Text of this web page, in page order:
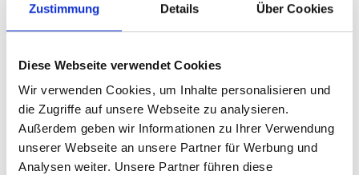
Zustimmung Details Über Cookies
Diese Webseite verwendet Cookies
Wir verwenden Cookies, um Inhalte personalisieren und
die Zugriffe auf unsere Webseite zu analysieren.
Außerdem geben wir Informationen zu Ihrer Verwendung
unserer Webseite an unsere Partner für Werbung und
Analysen weiter. Unsere Partner führen diese
Produktgalerie überspringen